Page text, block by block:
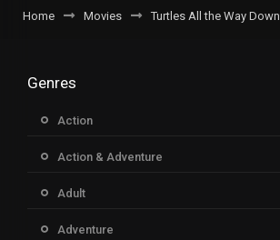
Home Movies Turtles All the Way Down
Genres
Action
Action & Adventure
Adult
Adventure